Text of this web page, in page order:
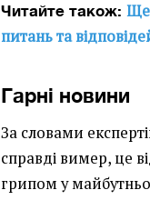
Читайте також:
питань та
Гарні новини
За словами
справді вимер, це
грипом у